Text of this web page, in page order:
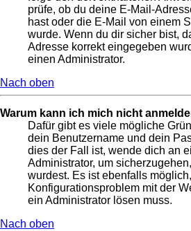
prüfe, ob du deine E-Mail-
hast oder die E-Mail von einem
wurde. Wenn du dir sicher bist,
Adresse korrekt eingegeben
einen Administrator.
Nach oben
Warum kann ich mich nicht
Dafür gibt es viele mögliche
dein Benutzername und dein
dies der Fall ist, wende dich an
Administrator, um
wurdest. Es ist ebenfalls
Konfigurationsproblem mit der
ein Administrator lösen muss.
Nach oben